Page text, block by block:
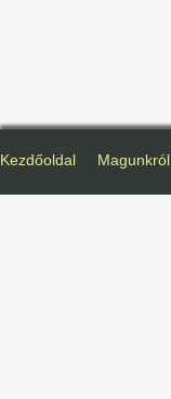
Kezdőoldal Magunkról